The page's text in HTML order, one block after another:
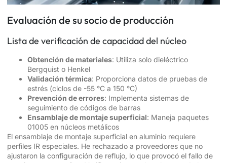
Evaluación de su socio de producción
Lista de verificación de capacidad del núcleo
Obtención de materiales: Utiliza solo dieléctrico
Bergquist o Henkel
Validación térmica: Proporciona datos de pruebas de
estrés (ciclos de -55 °C a 150 °C)
Prevención de errores: Implementa sistemas de
seguimiento de códigos de barras
Ensamblaje de montaje superficial: Maneja paquetes
01005 en núcleos metálicos
El ensamblaje de montaje superficial en aluminio requiere
perfiles IR especiales. He rechazado a proveedores que no
ajustaron la configuración de reflujo, lo que provocó el fallo de